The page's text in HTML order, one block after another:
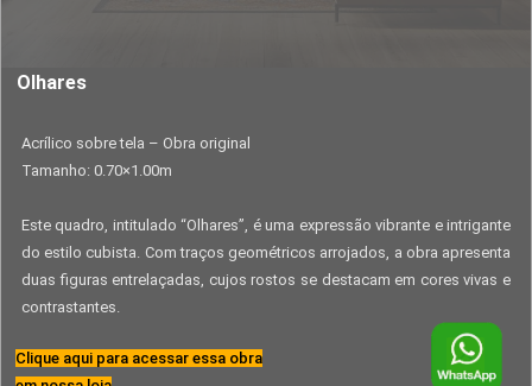
Olhares
Acrílico sobre tela – Obra original
Tamanho: 0.70×1.00m
Este quadro, intitulado “Olhares”, é uma expressão vibrante e intrigante
do estilo cubista. Com traços geométricos arrojados, a obra apresenta
duas figuras entrelaçadas, cujos rostos se destacam em cores vivas e
contrastantes.
Clique aqui para acessar essa obra